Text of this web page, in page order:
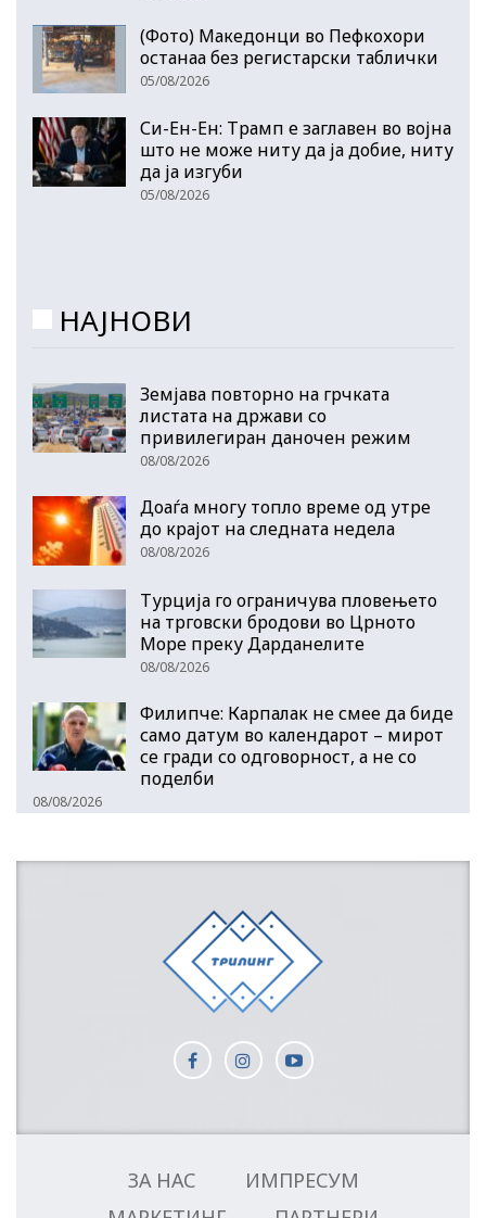
(Фото) Македонци во Пефкохори
останаа без регистарски таблички
05/08/2026
Си-Ен-Ен: Трамп е заглавен во војна
што не може ниту да ја добие, ниту
да ја изгуби
05/08/2026
НАЈНОВИ
Земјава повторно на грчката
листата на држави со
привилегиран даночен режим
08/08/2026
Доаѓа многу топло време од утре
до крајот на следната недела
08/08/2026
Турција го ограничува пловењето
на трговски бродови во Црното
Море преку Дарданелите
08/08/2026
Филипче: Карпалак не смее да биде
само датум во календарот – мирот
се гради со одговорност, а не со
поделби
08/08/2026
ЗА НАС
ИМПРЕСУМ